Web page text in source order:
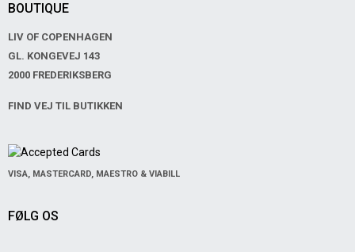
BOUTIQUE
LIV OF COPENHAGEN
GL. KONGEVEJ 143
2000 FREDERIKSBERG
FIND VEJ TIL BUTIKKEN
FØLG OS
VISA, MASTERCARD, MAESTRO & VIABILL